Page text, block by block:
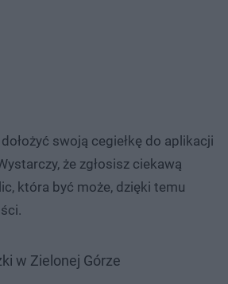
swoją cegiełkę do aplikacji
że zgłosisz ciekawą
która być może, dzięki temu
w Zielonej Górze